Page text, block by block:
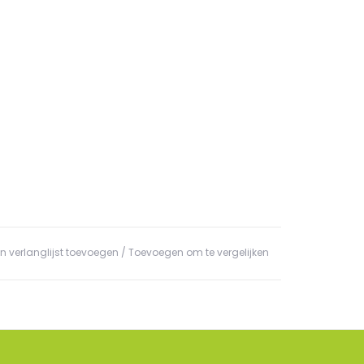
verlanglijst toevoegen / Toevoegen om te vergelijken